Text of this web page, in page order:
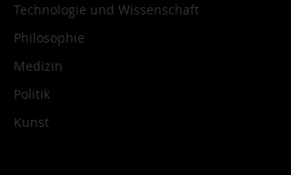
Technologie und Wissenschaft
Philosophie
Medizin
Politik
Kunst